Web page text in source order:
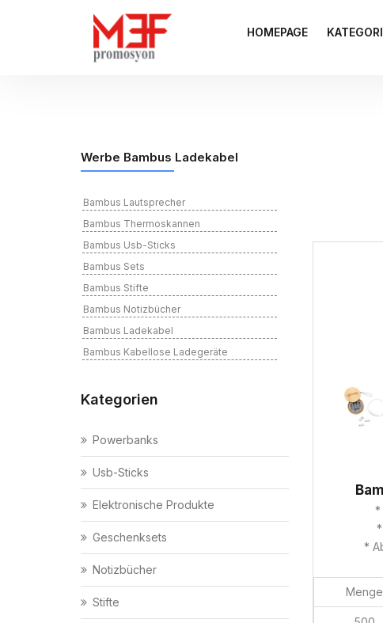
HOMEPAGE
Werbe Bambus Ladekabel
Bambus Lautsprecher
Bambus Thermoskannen
Bambus Usb-Sticks
Bambus Sets
Bambus Stifte
Bambus Notizbücher
Bambus Ladekabel
Bambus Kabellose Ladegeräte
Kategorien
Powerbanks
Usb-Sticks
Elektronische Produkte
Geschenksets
Notizbücher
Stifte
*
*
Menge